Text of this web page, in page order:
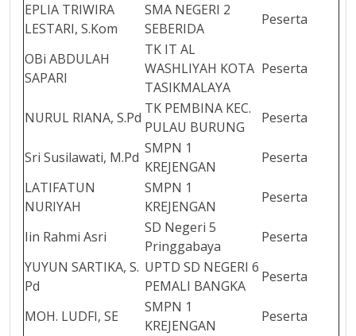
EPLIA TRIWIRA
LESTARI, S.Kom
SMA NEGERI 2
SEBERIDA
Peserta
OBi ABDULAH
SAPARI
TK IT AL
WASHLIYAH KOTA
TASIKMALAYA
Peserta
NURUL RIANA, S.Pd
TK PEMBINA KEC.
PULAU BURUNG
Peserta
Sri Susilawati, M.Pd
SMPN 1
KREJENGAN
Peserta
LATIFATUN
NURIYAH
SMPN 1
KREJENGAN
Peserta
Iin Rahmi Asri
SD Negeri 5
Pringgabaya
Peserta
YUYUN SARTIKA, S.
Pd
UPTD SD NEGERI 6
PEMALI BANGKA
Peserta
MOH. LUDFI, SE
SMPN 1
KREJENGAN
Peserta